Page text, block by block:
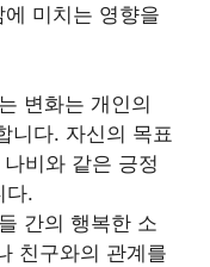
미치는 영향을
변화는 개인의
니다. 자신의 목표
비와 같은 긍정
다.
간의 행복한 소
친구와의 관계를